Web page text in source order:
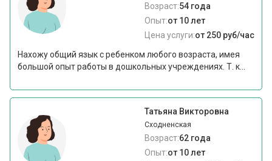
Возраст:54 года
Опыт:от 10 лет
Цена услуги:от 250 руб/час
Нахожу общий язык с ребенком любого возраста, имея
большой опыт работы в дошкольных учреждениях. Т. к...
Татьяна Викторовна
Сходненская
Возраст:62 года
Опыт:от 10 лет